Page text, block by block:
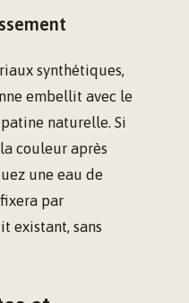
synthétiques,
embellit avec le
naturelle. Si
couleur après
une eau de
par
existant, sans